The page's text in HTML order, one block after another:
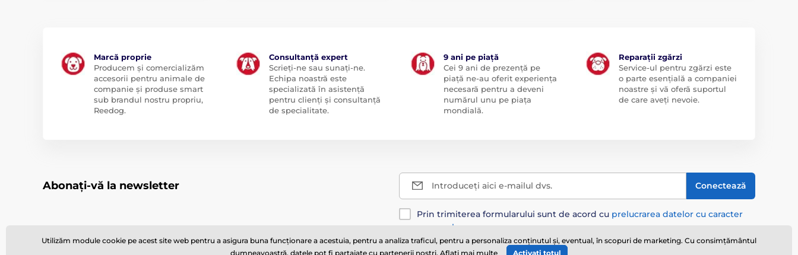
Marcă proprie
Producem și comercializăm
accesorii pentru animale de
companie și produse smart
sub brandul nostru propriu,
Reedog.
Consultanță expert
Scrieți-ne sau sunați-ne.
Echipa noastră este
specializată în asistență
pentru clienți și consultanță
de specialitate.
9 ani pe piață
Cei 9 ani de prezență pe
piață ne-au oferit experiența
necesară pentru a deveni
numărul unu pe piața
mondială.
Reparații zgărzi
Service-ul pentru zgărzi este
o parte esențială a companiei
noastre și vă oferă suportul
de care aveți nevoie.
Abonați-vă la newsletter Introduceți aici e-mailul dvs. Conectează
Prin trimiterea formularului sunt de acord cu prelucrarea datelor cu caracter
personal
Utilizăm module cookie pe acest site web pentru a asigura buna funcționare a acestuia, pentru a analiza traficul, pentru a personaliza conținutul și, eventual, în scopuri de marketing. Cu consimțământul
dumneavoastră, datele pot fi partajate cu partenerii noștri. Aflați mai multe Activați totul